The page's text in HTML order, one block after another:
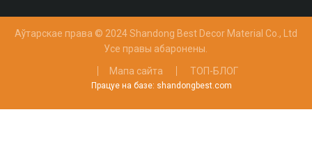
Аўтарскае права © 2024 Shandong Best Decor Material Co., Ltd
Усе правы абаронены.
Мапа сайта
ТОП-БЛОГ
Працуе на базе: shandongbest.com